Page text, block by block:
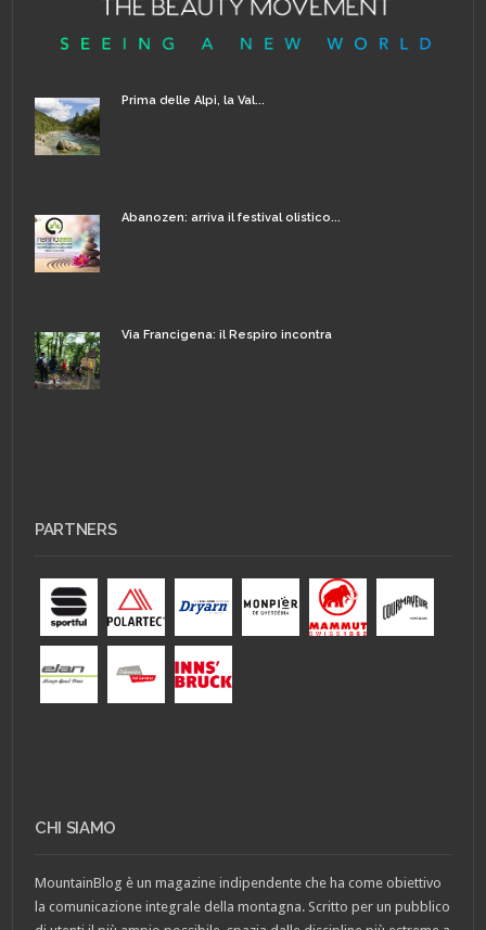
Prima delle Alpi, la Val...
Abanozen: arriva il festival olistico...
Via Francigena: il Respiro incontra
PARTNERS
CHI SIAMO
MountainBlog è un magazine indipendente che ha come obiettivo
la comunicazione integrale della montagna. Scritto per un pubblico